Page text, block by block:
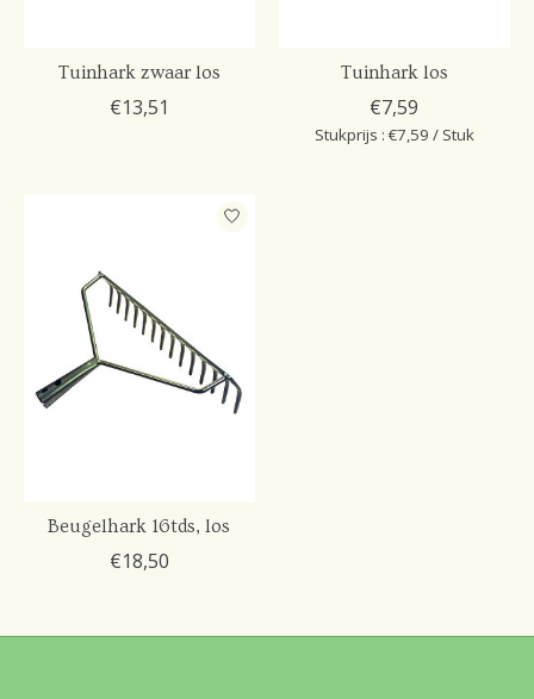
Tuinhark zwaar los
€13,51
Tuinhark los
€7,59
Stukprijs : €7,59 / Stuk
Beugelhark 16tds, los
€18,50